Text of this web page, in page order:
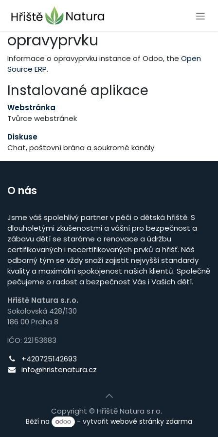
Přejít na obsah
opravyprvku
Informace o opravyprvku instance of Odoo, the Open
Source ERP.
Instalované aplikace
Webstránka
Tvůrce webstránek
Diskuse
Chat, poštovní brána a soukromé kanály
O nás
Jsme váš spolehlivý partner v péči o dětská hřiště. S
dlouholetými zkušenostmi a vášní pro bezpečnost a
zábavu dětí se staráme o renovace a údržbu
certifikovaných i necertifikovaných prvků a hřišť. Náš
odborný tým se vždy snaží zajistit nejvyšší standardy
kvality a maximální spokojenost našich klientů. Společně
pečujeme o radost a bezpečnost Vás i Vašich dětí.
Hřiště Natura s.r.o.
Sokolovská 428/130
186 00 Praha 8
IČO: 22153683
+420725142693
info@hristenatura.cz
Copyright © Hřiště Natura s.r.o.
Běží na - vytvořitwebové stránky zdarma